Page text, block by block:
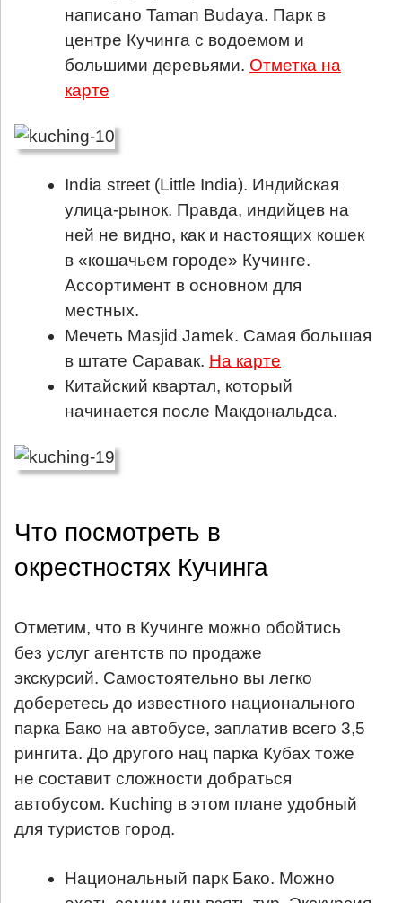
написано Taman Budaya. Парк в
центре Кучинга с водоемом и
большими деревьями. Отметка на
карте
India street (Little India). Индийская
улица-рынок. Правда, индийцев на
ней не видно, как и настоящих кошек
в «кошачьем городе» Кучинге.
Ассортимент в основном для
местных.
Мечеть Masjid Jamek. Самая большая
в штате Саравак. На карте
Китайский квартал, который
начинается после Макдональдса.
Что посмотреть в
окрестностях Кучинга
Отметим, что в Кучинге можно обойтись
без услуг агентств по продаже
экскурсий. Самостоятельно вы легко
доберетесь до известного национального
парка Бако на автобусе, заплатив всего 3,5
рингита. До другого нац парка Кубах тоже
не составит сложности добраться
автобусом. Kuching в этом плане удобный
для туристов город.
Национальный парк Бако. Можно